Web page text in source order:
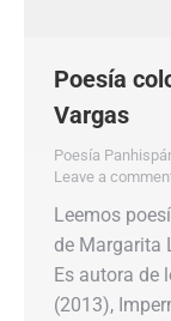
Poesía
Vargas
Poesía
Leave a
Leemos
de Margarita
Es autora de
(2013),